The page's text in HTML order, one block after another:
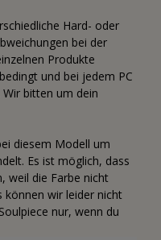
Hard- oder
bei der
Produkte
und bei jedem PC
bitten um dein
diesem Modell um
Es ist möglich, dass
weil die Farbe nicht
können wir leider nicht
nur, wenn du